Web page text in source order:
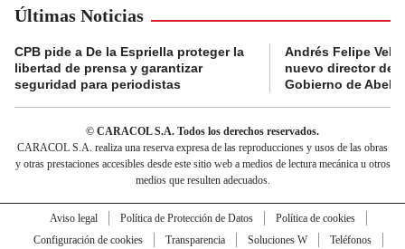
Últimas Noticias
CPB pide a De la Espriella proteger la
libertad de prensa y garantizar
seguridad para periodistas
Andrés Felipe
nuevo director de
Gobierno de
© CARACOL S.A. Todos los derechos reservados.
CARACOL S.A. realiza una reserva expresa de las reproducciones y usos de las obras
y otras prestaciones accesibles desde este sitio web a medios de lectura mecánica u otros
medios que resulten adecuados.
Aviso legal Política de Protección de Datos
Política de cookies
Configuración de cookies
Transparencia Soluciones W
Teléfonos